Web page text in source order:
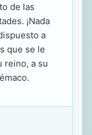
de las
¡Nada
a
que se le
reino, a su